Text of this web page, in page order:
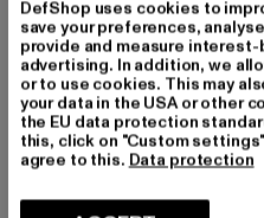
HOMEBOY
x-tra BAGGY Denim
554,40 kr
Nuvarande pris: 554,40 kr
924 krKampanjpris: 924
DefShop uses cookies to
save your preferences,
provide and measure
advertising. In addition, we
or to use cookies. This may
your data in the USA or other
the EU data protection
this, click on "Custom
agree to this. Data protection